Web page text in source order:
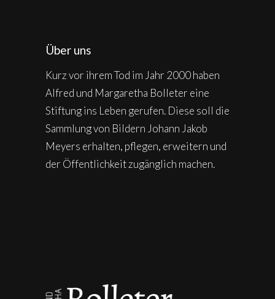
Über uns
Kurz vor ihrem Tod im Jahr 2000 haben
Alfred und Margaretha Bolleter eine
Stiftung ins Leben gerufen. Diese soll die
Sammlung von Bildern Johann Jakob
Meyers erhalten, pflegen, erweitern und
der Öffentlichkeit zugänglich machen.